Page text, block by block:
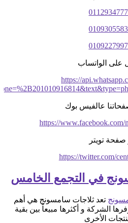
على الواتساب
https://
عالفيس بوك
https://www.facebook.com/
صفحة تويتر
https://twitter.com/
في التجمع الخامس
تعد ثلاجات سامسونج هي أهم
الشركة و أكثرها مبيعاً بين بقية
الأخرى